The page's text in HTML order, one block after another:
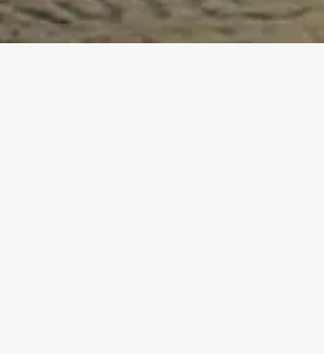
Quelle
pour les
un